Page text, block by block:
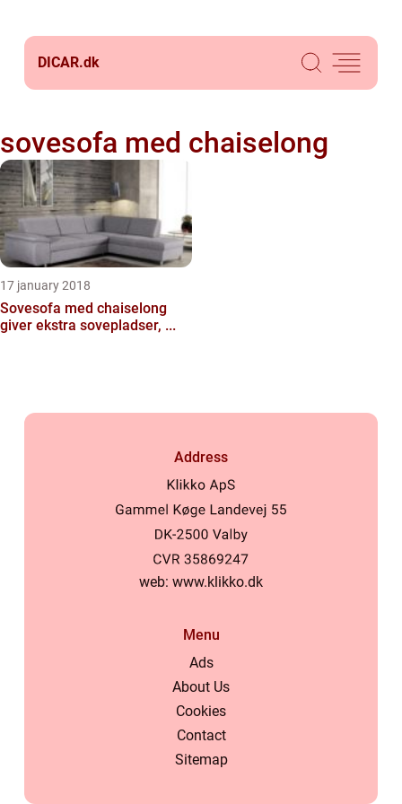
DICAR.dk
sovesofa med chaiselong
17 january 2018
Sovesofa med chaiselong
giver ekstra sovepladser, ...
Address
web: www.klikko.dk
Menu
Ads
About Us
Cookies
Contact
Sitemap